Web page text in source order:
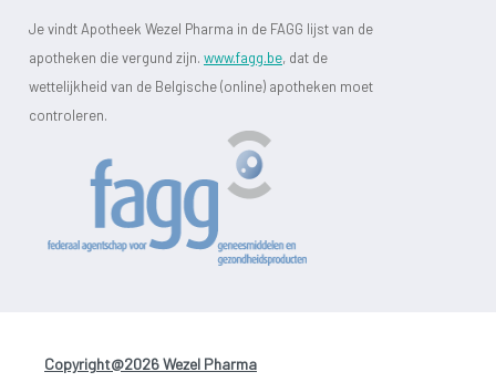
Je vindt Apotheek Wezel Pharma in de FAGG lijst van de
apotheken die vergund zijn. www.fagg.be, dat de
wettelijkheid van de Belgische (online) apotheken moet
controleren.
Copyright@2026 Wezel Pharma